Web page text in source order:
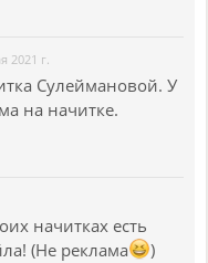
2021 г.
Сулеймановой. У
на начитке.
начитках есть
(Не реклама
)